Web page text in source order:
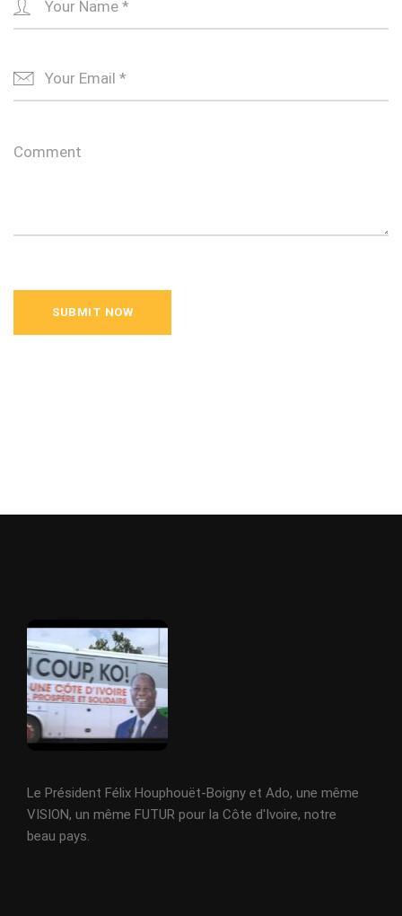
Le Président Félix Houphouët-Boigny et Ado, une même
VISION, un même FUTUR pour la Côte d'Ivoire, notre
beau pays.